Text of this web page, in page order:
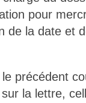
pour
la date et
précédent
la lettre,